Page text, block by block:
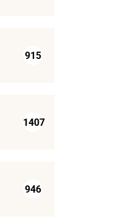
915
1407
946